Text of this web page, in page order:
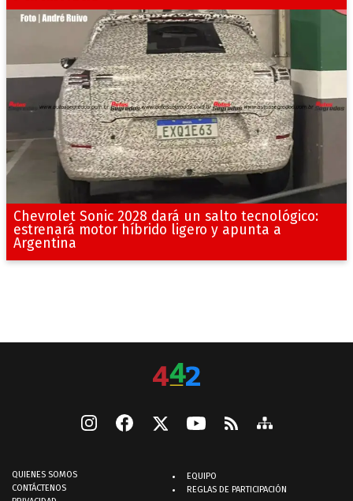
Chevrolet Sonic 2028 dará un salto tecnológico:
estrenará motor híbrido ligero y apunta a
Argentina
QUIENES SOMOS
CONTÁCTENOS
EQUIPO
REGLAS DE PARTICIPACIÓN